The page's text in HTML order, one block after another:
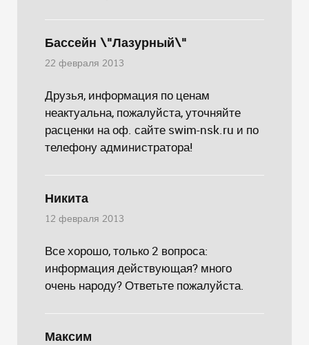
Бассейн \"Лазурный\"
22 февраля 2013
Друзья, информация по ценам
неактуальна, пожалуйста, уточняйте
расценки на оф. сайте swim-nsk.ru и по
телефону администратора!
Никита
12 февраля 2013
Все хорошо, только 2 вопроса:
информация действующая? много
очень народу? Ответьте пожалуйста.
Максим